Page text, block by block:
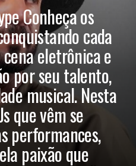
Conheça os
cada
eletrônica e
por seu talento,
musical. Nesta
que vêm se
performances,
paixão que